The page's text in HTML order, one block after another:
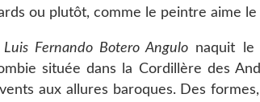
ou plutôt, comme le peintre aime
Luis Fernando Botero Angulo naquit le
située dans la Cordillère des
aux allures baroques. Des